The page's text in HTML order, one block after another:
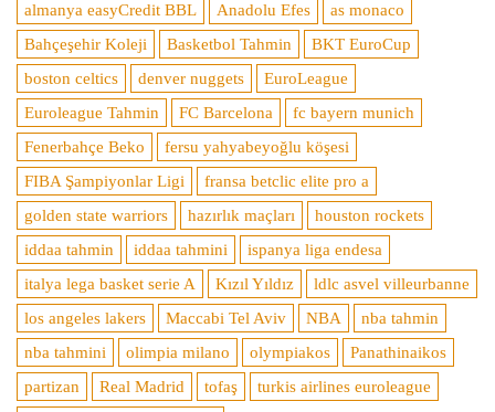
almanya easyCredit BBL
Anadolu Efes
as monaco
Bahçeşehir Koleji
Basketbol Tahmin
BKT EuroCup
boston celtics
denver nuggets
EuroLeague
Euroleague Tahmin
FC Barcelona
fc bayern munich
Fenerbahçe Beko
fersu yahyabeyoğlu köşesi
FIBA Şampiyonlar Ligi
fransa betclic elite pro a
golden state warriors
hazırlık maçları
houston rockets
iddaa tahmin
iddaa tahmini
ispanya liga endesa
italya lega basket serie A
Kızıl Yıldız
ldlc asvel villeurbanne
los angeles lakers
Maccabi Tel Aviv NBA
nba tahmin
nba tahmini
olimpia milano olympiakos
Panathinaikos
partizan
Real Madrid tofaş turkis airlines euroleague